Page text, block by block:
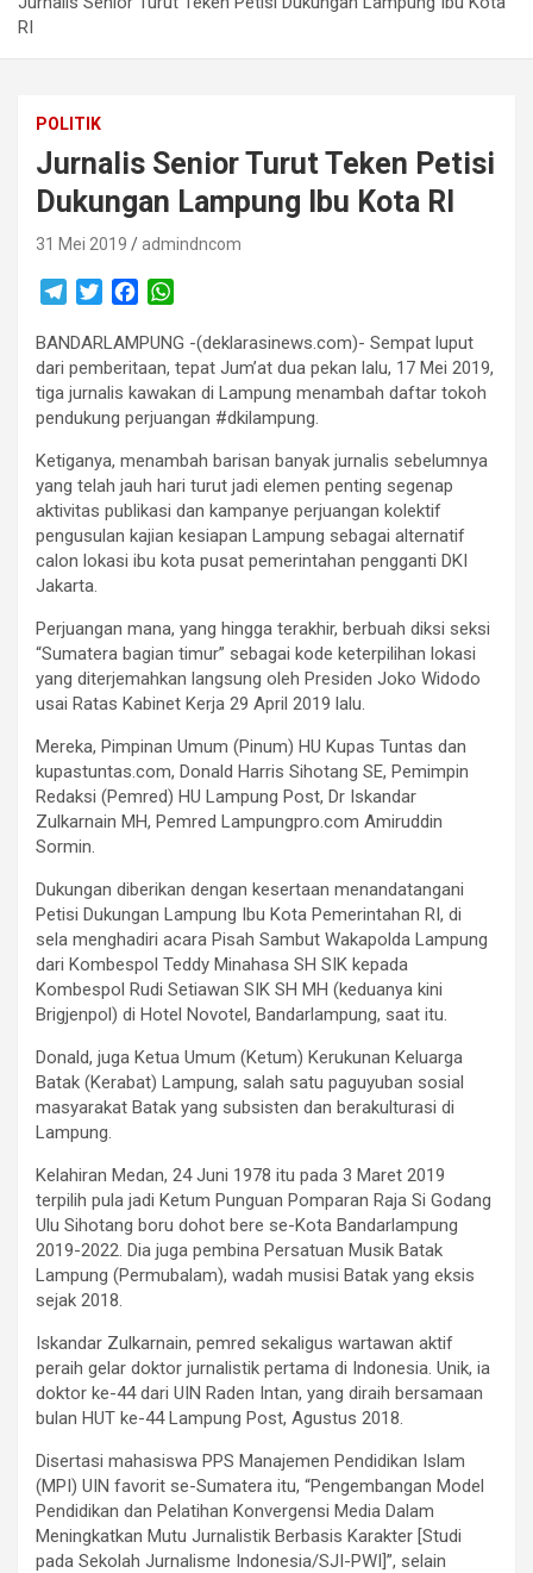
RI
POLITIK
Jurnalis Senior Turut Teken Petisi
Dukungan Lampung Ibu Kota RI
31 Mei 2019 admindncom
l
e
g
r
m
i
t
t
e
c
e
b
o
k
a
t
s
A
p
p
BANDARLAMPUNG -(deklarasinews.com)- Sempat luput
dari pemberitaan, tepat Jum’at dua pekan lalu, 17 Mei 2019,
tiga jurnalis kawakan di Lampung menambah daftar tokoh
pendukung perjuangan #dkilampung.
Ketiganya, menambah barisan banyak jurnalis sebelumnya
yang telah jauh hari turut jadi elemen penting segenap
aktivitas publikasi dan kampanye perjuangan kolektif
pengusulan kajian kesiapan Lampung sebagai alternatif
calon lokasi ibu kota pusat pemerintahan pengganti DKI
Jakarta.
Perjuangan mana, yang hingga terakhir, berbuah diksi seksi
“Sumatera bagian timur” sebagai kode keterpilihan lokasi
yang diterjemahkan langsung oleh Presiden Joko Widodo
usai Ratas Kabinet Kerja 29 April 2019 lalu.
Mereka, Pimpinan Umum (Pinum) HU Kupas Tuntas dan
kupastuntas.com, Donald Harris Sihotang SE, Pemimpin
Redaksi (Pemred) HU Lampung Post, Dr Iskandar
Zulkarnain MH, Pemred Lampungpro.com Amiruddin
Sormin.
Dukungan diberikan dengan kesertaan menandatangani
Petisi Dukungan Lampung Ibu Kota Pemerintahan RI, di
sela menghadiri acara Pisah Sambut Wakapolda Lampung
dari Kombespol Teddy Minahasa SH SIK kepada
Kombespol Rudi Setiawan SIK SH MH (keduanya kini
Brigjenpol) di Hotel Novotel, Bandarlampung, saat itu.
Donald, juga Ketua Umum (Ketum) Kerukunan Keluarga
Batak (Kerabat) Lampung, salah satu paguyuban sosial
masyarakat Batak yang subsisten dan berakulturasi di
Lampung.
Kelahiran Medan, 24 Juni 1978 itu pada 3 Maret 2019
terpilih pula jadi Ketum Punguan Pomparan Raja Si Godang
Ulu Sihotang boru dohot bere se-Kota Bandarlampung
2019-2022. Dia juga pembina Persatuan Musik Batak
Lampung (Permubalam), wadah musisi Batak yang eksis
sejak 2018.
Iskandar Zulkarnain, pemred sekaligus wartawan aktif
peraih gelar doktor jurnalistik pertama di Indonesia. Unik, ia
doktor ke-44 dari UIN Raden Intan, yang diraih bersamaan
bulan HUT ke-44 Lampung Post, Agustus 2018.
Disertasi mahasiswa PPS Manajemen Pendidikan Islam
(MPI) UIN favorit se-Sumatera itu, “Pengembangan Model
Pendidikan dan Pelatihan Konvergensi Media Dalam
Meningkatkan Mutu Jurnalistik Berbasis Karakter [Studi
pada Sekolah Jurnalisme Indonesia/SJI-PWI]”, selain